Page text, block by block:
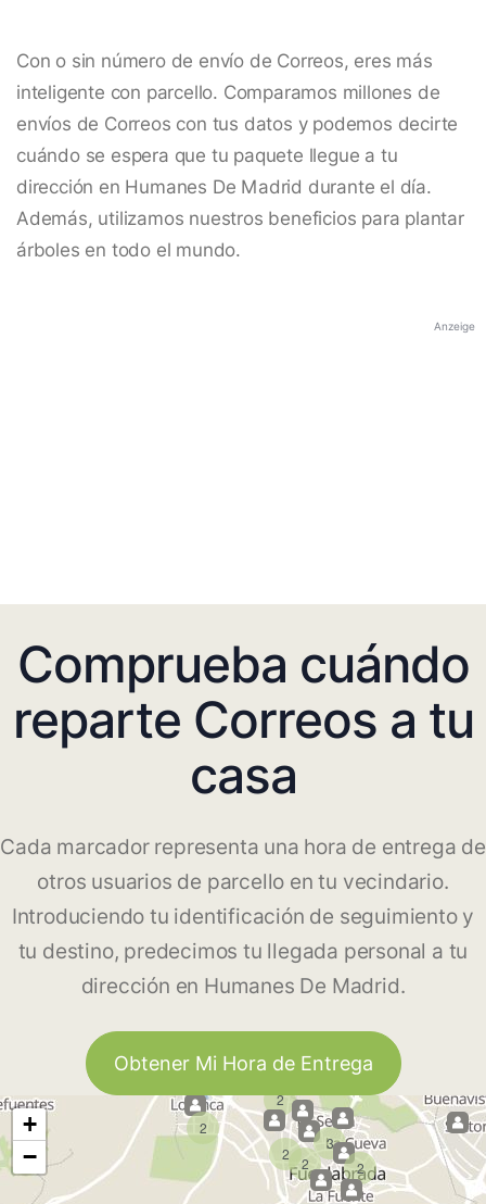
Con o sin número de envío de Correos, eres más
inteligente con parcello. Comparamos millones de
envíos de Correos con tus datos y podemos decirte
cuándo se espera que tu paquete llegue a tu
dirección en Humanes De Madrid durante el día.
Además, utilizamos nuestros beneficios para plantar
árboles en todo el mundo.
Anzeige
Comprueba cuándo
reparte Correos a tu
casa
Cada marcador representa una hora de entrega de
otros usuarios de parcello en tu vecindario.
Introduciendo tu identificación de seguimiento y
tu destino, predecimos tu llegada personal a tu
dirección en Humanes De Madrid.
Obtener Mi Hora de Entrega
2
2
2
2
3
2
+
−